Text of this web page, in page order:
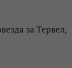
за Тервел,